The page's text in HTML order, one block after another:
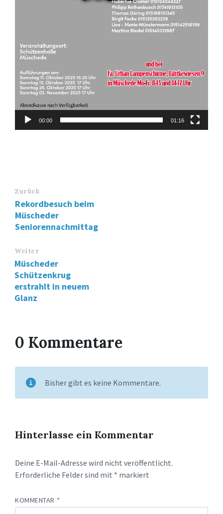
00:00 01:16
Zurück
Rekordbesuch beim
Müscheder
Seniorennachmittag
Weiter
Müscheder
Schützenkrug
erstrahlt in neuem
Glanz
0 Kommentare
Bisher gibt es keine Kommentare.
Hinterlasse ein Kommentar
Deine E-Mail-Adresse wird nicht veröffentlicht.
Erforderliche Felder sind mit * markiert
KOMMENTAR *